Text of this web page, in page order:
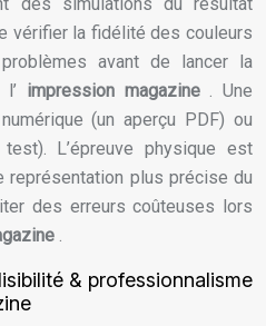
des simulations du résultat
vérifier la fidélité des couleurs
avant de lancer la
impression magazine. Une
(un aperçu PDF) ou
L’épreuve physique est
plus précise du
des erreurs coûteuses lors
.
& professionnalisme